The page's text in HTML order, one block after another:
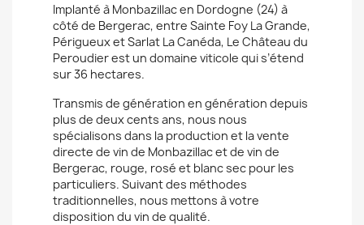
Implanté à Monbazillac en Dordogne (24) à
côté de Bergerac, entre Sainte Foy La Grande,
Périgueux et Sarlat La Canéda, Le Château du
Peroudier est un domaine viticole qui s’étend
sur 36 hectares.
Transmis de génération en génération depuis
plus de deux cents ans, nous nous
spécialisons dans la production et la vente
directe de vin de Monbazillac et de vin de
Bergerac, rouge, rosé et blanc sec pour les
particuliers. Suivant des méthodes
traditionnelles, nous mettons à votre
disposition du vin de qualité.